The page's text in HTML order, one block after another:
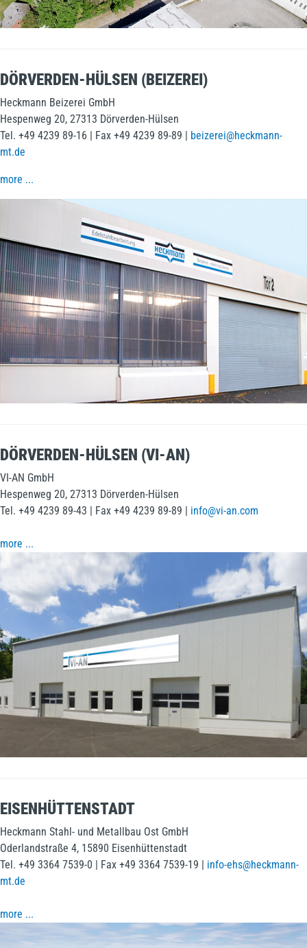
DÖRVERDEN-HÜLSEN (BEIZEREI)
Heckmann Beizerei GmbH
Hespenweg 20, 27313 Dörverden-Hülsen
Tel. +49 4239 89-16 | Fax +49 4239 89-89 | beizerei@heckmann-
mt.de
more ...
DÖRVERDEN-HÜLSEN (VI-AN)
VI-AN GmbH
Hespenweg 20, 27313 Dörverden-Hülsen
Tel. +49 4239 89-43 | Fax +49 4239 89-89 | info@vi-an.com
more ...
EISENHÜTTENSTADT
Heckmann Stahl- und Metallbau Ost GmbH
Oderlandstraße 4, 15890 Eisenhüttenstadt
Tel. +49 3364 7539-0 | Fax +49 3364 7539-19 | info-ehs@heckmann-
mt.de
more ...